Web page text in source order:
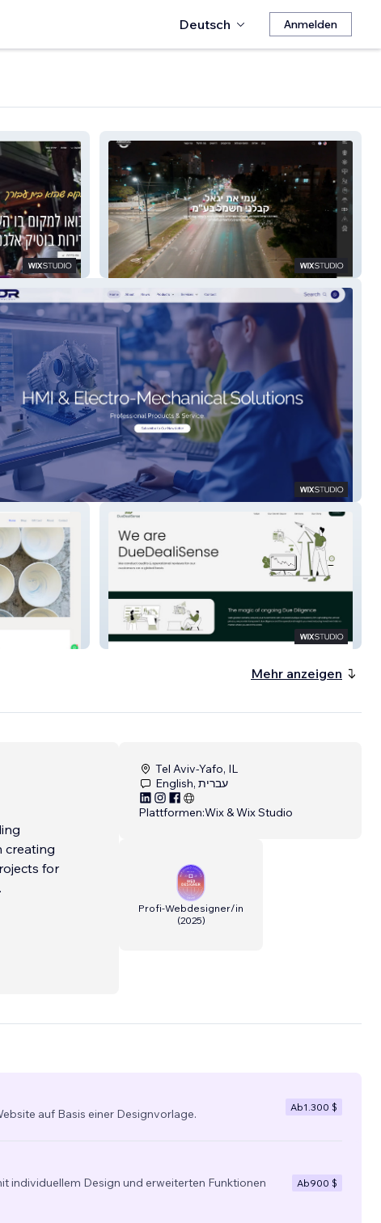
Deutsch Anmelden
עמי את יגאל
Technology
Duedealisense
Mehr anzeigen
creating
for
Tel Aviv-Yafo, IL
English, עברית
Plattformen:Wix & Wix Studio
Profi-Webdesigner/in
(2025)
auf Basis einer Designvorlage.
Ab1.300 $
individuellem Design und erweiterten Funktionen
Ab900 $